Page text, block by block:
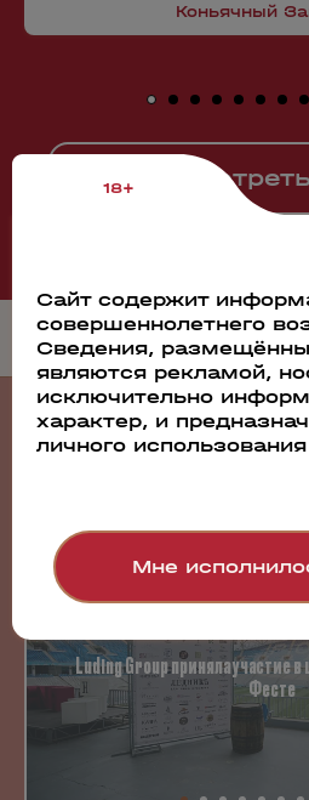
Коньячный
Luding Group приняла участие
Фесте
18+
Сайт содержит
совершеннолетнего
Сведения,
являются рекламой,
исключительно
характер, и
личного использования
Мне